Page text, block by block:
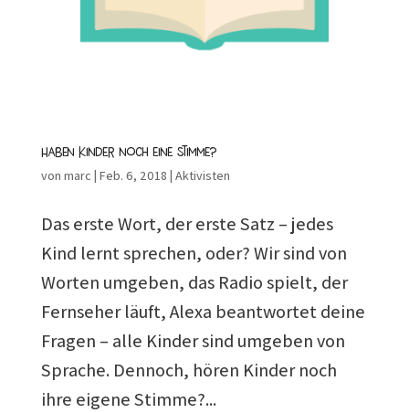
Haben Kinder noch eine Stimme?
von marc Feb. 6, 2018 Aktivisten
Das erste Wort, der erste Satz – jedes
Kind lernt sprechen, oder? Wir sind von
Worten umgeben, das Radio spielt, der
Fernseher läuft, Alexa beantwortet deine
Fragen – alle Kinder sind umgeben von
Sprache. Dennoch, hören Kinder noch
ihre eigene Stimme?...